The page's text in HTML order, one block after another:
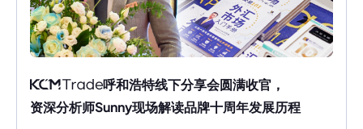
呼和浩特线下分享会圆满收官，
资深分析师Sunny现场解读品牌十周年发展历程